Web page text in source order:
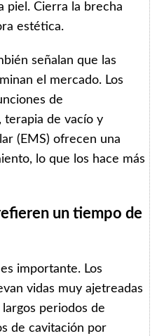
piel. Cierra la brecha
estética.
señalan que las
el mercado. Los
de
terapia de vacío y
(EMS) ofrecen una
lo que los hace más
un tiempo de
importante. Los
vidas muy ajetreadas
periodos de
de cavitación por